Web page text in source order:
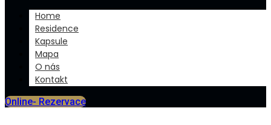
Home
Residence
Kapsule
Mapa
O nás
Kontakt
Online- Rezervace